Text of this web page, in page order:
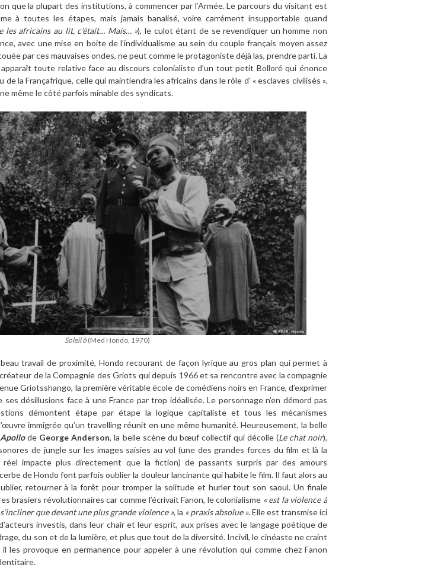
que la plupart des institutions, à commencer par l’Armée. Le parcours du visitant est
à toutes les étapes, mais jamais banalisé, voire carrément insupportable quand
les africains au lit, c’était… Mais… »), le culot étant de se revendiquer un homme non
avec une mise en boite de l’individualisme au sein du couple français moyen assez
par ces mauvaises ondes, ne peut comme le protagoniste déjà las, prendre parti. La
toute relative face au discours colonialiste d’un tout petit Bolloré qui énonce
de la Françafrique, celle qui maintiendra les africains dans le rôle d’ « esclaves civilisés ».
même le côté parfois minable des syndicats.
Soleil ô(Med Hondo, 1970)
travail de proximité, Hondo recourant de façon lyrique au gros plan qui permet à
de la Compagnie des Griots qui depuis 1966 et sa rencontre avec la compagnie
Griotsshango, la première véritable école de comédiens noirs en France, d’exprimer
ses désillusions face à une France par trop idéalisée. Le personnage n’en démord pas
démontent étape par étape la logique capitaliste et tous les mécanismes
immigrée qu’un travelling réunit en une même humanité. Heureusement, la belle
Apollode George Anderson, la belle scène du bœuf collectif qui décolle (Le chat noir),
de jungle sur les images saisies au vol (une des grandes forces du film et là la
impacte plus directement que la fiction) de passants surpris par des amours
de Hondo font parfois oublier la douleur lancinante qui habite le film. Il faut alors au
retourner à la forêt pour tromper la solitude et hurler tout son saoul. Un finale
brasiers révolutionnaires car comme l’écrivait Fanon, le colonialisme « est la violence à
que devant une plus grande violence », la « praxis absolue ». Elle est transmise ici
investis, dans leur chair et leur esprit, aux prises avec le langage poétique de
du son et de la lumière, et plus que tout de la diversité. Incivil, le cinéaste ne craint
il les provoque en permanence pour appeler à une révolution qui comme chez Fanon